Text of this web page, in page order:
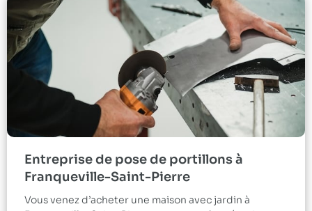
Entreprise de pose de portillons à
Franqueville-Saint-Pierre
Vous venez d’acheter une maison avec jardin à